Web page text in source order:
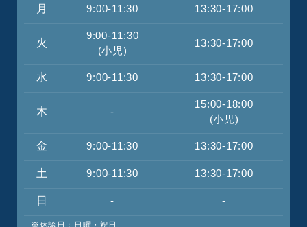
月 9:00-11:30 13:30-17:00
火
9:00-11:30
(小児)
13:30-17:00
水 9:00-11:30 13:30-17:00
木 -
15:00-18:00
(小児)
金 9:00-11:30 13:30-17:00
土 9:00-11:30 13:30-17:00
日 - -